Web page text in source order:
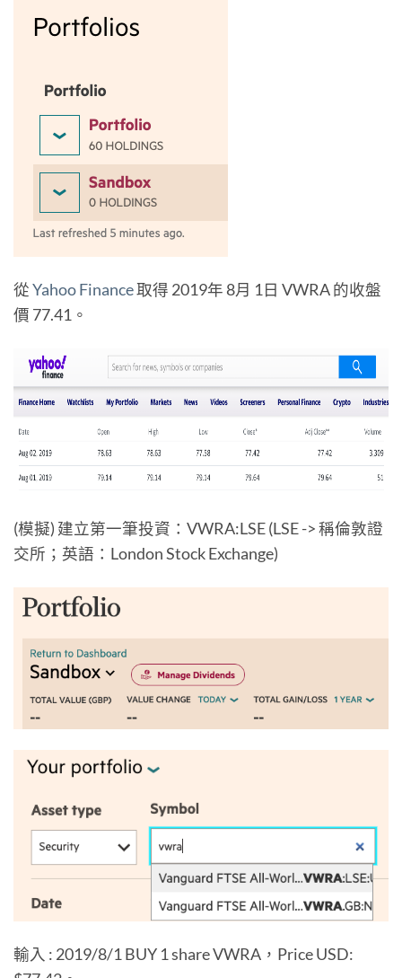
從YahooFinance取得 2019年 8月 1日 VWRA 的收盤
價 77.41。
(模擬) 建立第一筆投資：VWRA:LSE (LSE -> 稱倫敦證
交所；英語：London Stock Exchange)
輸入 : 2019/8/1 BUY 1 share VWRA，Price USD: